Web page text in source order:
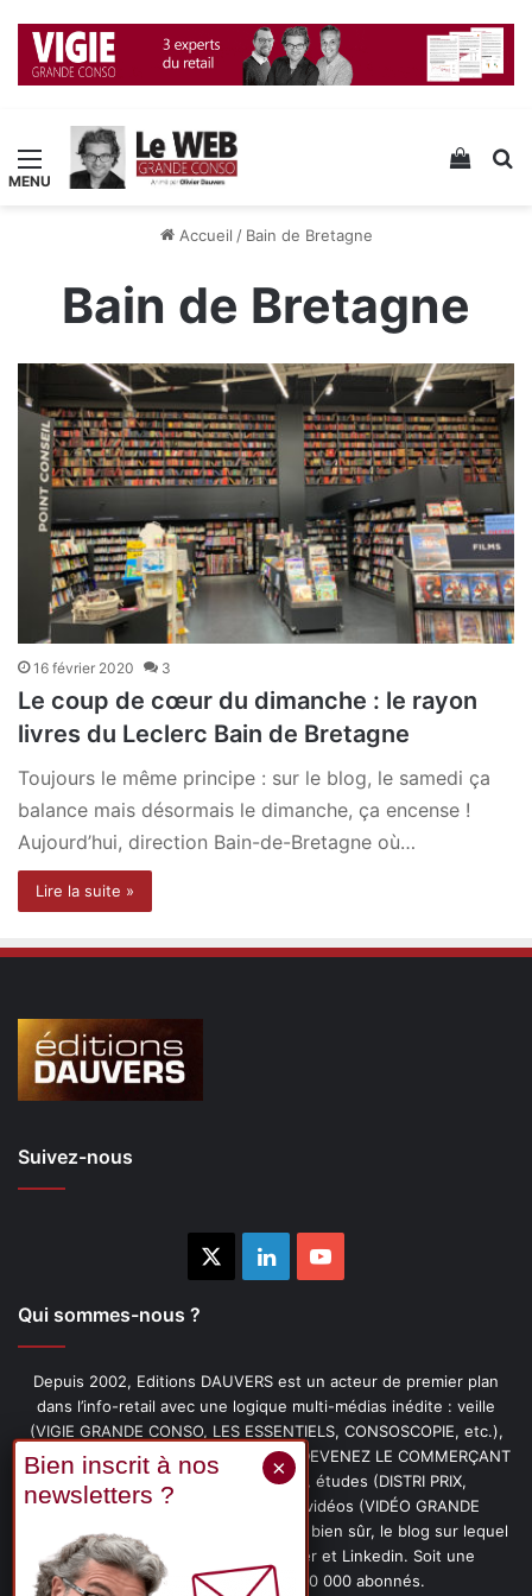
Menu Voir
Accueil / Bain de Bretagne
Bain de Bretagne
16 février 2020 3
Le coup de cœur du dimanche : le rayon
livres du Leclerc Bain de Bretagne
Toujours le même principe : sur le blog, le samedi ça
balance mais désormais le dimanche, ça encense !
Aujourd’hui, direction Bain-de-Bretagne où…
Lire la suite »
Suivez-nous
LinkedinYouTube
Qui sommes-nous ?
Depuis 2002, Editions DAUVERS est un acteur de premier plan
dans l’info-retail avec une logique multi-médias inédite : veille
(VIGIE GRANDE CONSO, LES ESSENTIELS, CONSOSCOPIE, etc.),
livres (PENSER-CLIENT, IMAGE-PRIX, DEVENEZ LE COMMERÇANT
PRÉFÉRÉ DE VOS CLIENTS, etc.), études (DISTRI PRIX,
PROMOFLASH, DRIVE INSIGHTS), vidéos (VIDÉO GRANDE
CONSO), podcasts (CAFÉ CONSO) et, bien sûr, le blog sur lequel
vous êtes, ainsi que les fils Twitter et Linkedin. Soit une
communauté de plus de 150 000 abonnés.